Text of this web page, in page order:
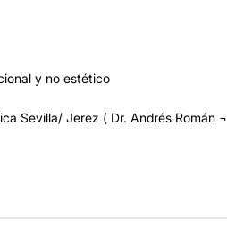
y no estético
Sevilla/ Jerez ( Dr. Andrés Román ¬